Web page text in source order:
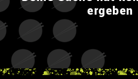
ergeben